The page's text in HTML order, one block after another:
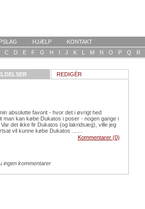
HJÆLP
KONTAKT
C D E F G H I J K L M N O P Q R
REDIGÉR
absolutte favorit - hvor det i øvrigt hed
kan købe Dukatos i poser - nogen gange i
det ikke fir Dukatos (og lakridsæg), ville jeg
vil kunne købe Dukatos .......
Kommentarer (0)
ingen kommentarer